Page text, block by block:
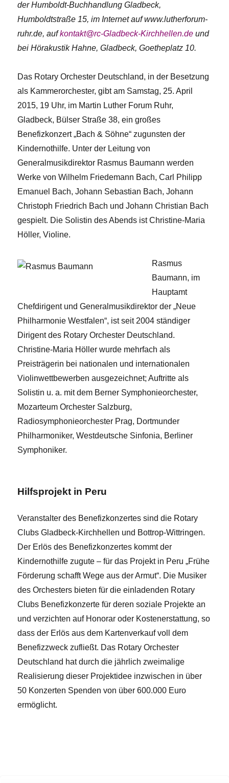
der Humboldt-Buchhandlung Gladbeck,
Humboldtstraße 15, im Internet auf www.lutherforum-
ruhr.de, aufkontakt@rc-Gladbeck-Kirchhellen.de und
bei Hörakustik Hahne, Gladbeck, Goetheplatz 10.
Das Rotary Orchester Deutschland, in der Besetzung
als Kammerorchester, gibt am Samstag, 25. April
2015, 19 Uhr, im Martin Luther Forum Ruhr,
Gladbeck, Bülser Straße 38, ein großes
Benefizkonzert „Bach & Söhne“ zugunsten der
Kindernothilfe. Unter der Leitung von
Generalmusikdirektor Rasmus Baumann werden
Werke von Wilhelm Friedemann Bach, Carl Philipp
Emanuel Bach, Johann Sebastian Bach, Johann
Christoph Friedrich Bach und Johann Christian Bach
gespielt. Die Solistin des Abends ist Christine-Maria
Höller, Violine.
Rasmus
Baumann, im
Hauptamt
Chefdirigent und Generalmusikdirektor der „Neue
Philharmonie Westfalen“, ist seit 2004 ständiger
Dirigent des Rotary Orchester Deutschland.
Christine-Maria Höller wurde mehrfach als
Preisträgerin bei nationalen und internationalen
Violinwettbewerben ausgezeichnet; Auftritte als
Solistin u. a. mit dem Berner Symphonieorchester,
Mozarteum Orchester Salzburg,
Radiosymphonieorchester Prag, Dortmunder
Philharmoniker, Westdeutsche Sinfonia, Berliner
Symphoniker.
Hilfsprojekt in Peru
Veranstalter des Benefizkonzertes sind die Rotary
Clubs Gladbeck-Kirchhellen und Bottrop-Wittringen.
Der Erlös des Benefizkonzertes kommt der
Kindernothilfe zugute – für das Projekt in Peru „Frühe
Förderung schafft Wege aus der Armut“. Die Musiker
des Orchesters bieten für die einladenden Rotary
Clubs Benefizkonzerte für deren soziale Projekte an
und verzichten auf Honorar oder Kostenerstattung, so
dass der Erlös aus dem Kartenverkauf voll dem
Benefizzweck zufließt. Das Rotary Orchester
Deutschland hat durch die jährlich zweimalige
Realisierung dieser Projektidee inzwischen in über
50 Konzerten Spenden von über 600.000 Euro
ermöglicht.